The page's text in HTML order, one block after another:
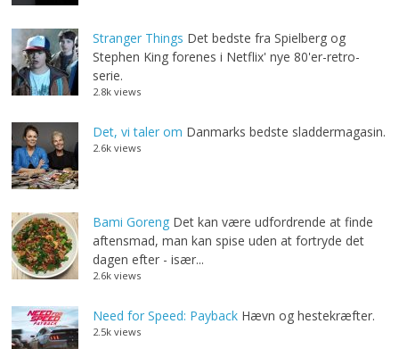
Stranger Things Det bedste fra Spielberg og
Stephen King forenes i Netflix' nye 80'er-retro-
serie.
2.8k views
Det, vi taler om Danmarks bedste sladdermagasin.
2.6k views
Bami Goreng Det kan være udfordrende at finde
aftensmad, man kan spise uden at fortryde det
dagen efter - især...
2.6k views
Need for Speed: Payback Hævn og hestekræfter.
2.5k views